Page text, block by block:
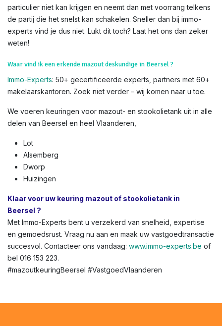
particulier niet kan krijgen en neemt dan met voorrang telkens
de partij die het snelst kan schakelen. Sneller dan bij immo-
experts vind je dus niet. Lukt dit toch? Laat het ons dan zeker
weten!
Waar vind ik een erkende mazout deskundige in Beersel ?
Immo-Experts: 50+ gecertificeerde experts, partners met 60+
makelaarskantoren. Zoek niet verder – wij komen naar u toe.
We voeren keuringen voor mazout- en stookolietank uit in alle
delen van Beersel en heel Vlaanderen,
Lot
Alsemberg
Dworp
Huizingen
Klaar voor uw keuring mazout of stookolietank in
Beersel ?
Met Immo-Experts bent u verzekerd van snelheid, expertise
en gemoedsrust. Vraag nu aan en maak uw vastgoedtransactie
succesvol. Contacteer ons vandaag: www.immo-experts.be of
bel 016 153 223.
#mazoutkeuringBeersel #VastgoedVlaanderen